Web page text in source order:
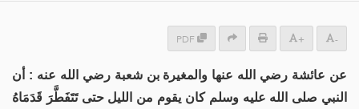
PDF + -
عن عائشة رضي الله عنها والمغيرة بن شعبة رضي الله عنه : أن
النبي صلى الله عليه وسلم كان يقوم من الليل حتى تَتَفَطَّرَ قَدَمَاهُ